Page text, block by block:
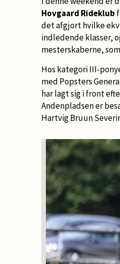
Hovgaard Rideklub
det afgjort hvilke
indledende klasser,
mesterskaberne,
Hos kategori III-
med Popsters
har lagt sig i front
Andenpladsen er
Hartvig Bruun